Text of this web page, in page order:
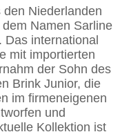
Niederlanden
Namen Sarline
Das international
mit importierten
der Sohn des
Brink Junior, die
im firmeneigenen
und
Kollektion ist